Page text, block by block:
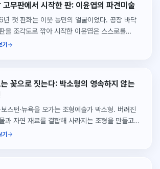
고무판에서 시작한 판: 이윤엽의 파견미술
첫 판화는 이웃 농민의 얼굴이었다. 공장 바닥
을 조각도로 깎아 시작한 이윤엽은 스스로를
술가라 부르며 대추리·용산·희망버스의 현장에서
꽃으로 짓는다: 박소형의 영속하지 않는
보스턴·뉴욕을 오가는 조형예술가 박소형. 버려진
과 자연 재료를 결합해 사라지는 조형을 만들고,
서 쓰던 박스를 회화의 화면으로 옮긴다. 씨앗페